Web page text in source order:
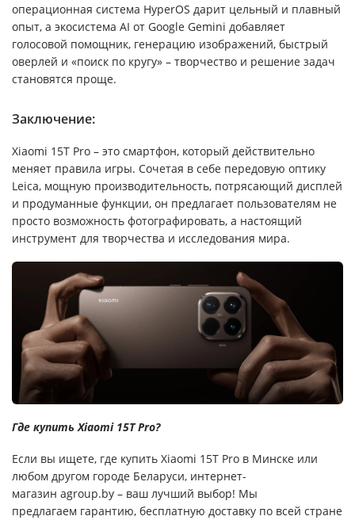
операционная система HyperOS дарит цельный и плавный
опыт, а экосистема AI от Google Gemini добавляет
голосовой помощник, генерацию изображений, быстрый
оверлей и «поиск по кругу» – творчество и решение задач
становятся проще.
Заключение:
Xiaomi 15T Pro – это смартфон, который действительно
меняет правила игры. Сочетая в себе передовую оптику
Leica, мощную производительность, потрясающий дисплей
и продуманные функции, он предлагает пользователям не
просто возможность фотографировать, а настоящий
инструмент для творчества и исследования мира.
Где купить Xiaomi 15T Pro?
Если вы ищете, где купить Xiaomi 15T Pro в Минске или
любом другом городе Беларуси, интернет-
магазин agroup.by – ваш лучший выбор! Мы
предлагаем гарантию, бесплатную доставку по всей стране